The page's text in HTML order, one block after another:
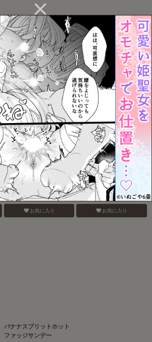
いちごショートの甘さを
知る
お気に入り
お前に夢中
お気に入り
楓の家
お気に入り
電鋸男vs3Pしないと出ら
れない部屋
お気に入り
バナナスプリットホット
ファッジサンデー